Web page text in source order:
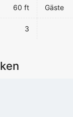
60 ft Gäste
3